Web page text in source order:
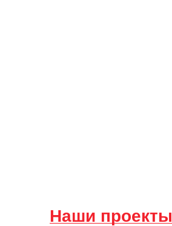
Наши проекты